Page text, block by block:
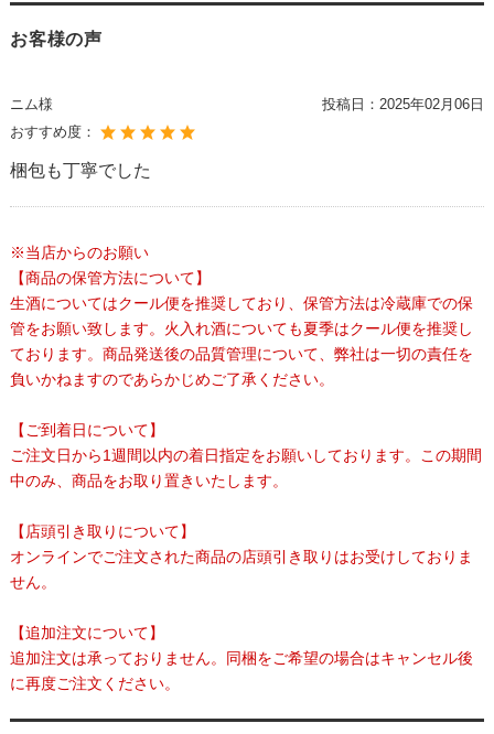
お客様の声
ニム様 投稿日： 2025年02月06日
おすすめ度：
梱包も丁寧でした
※当店からのお願い
【商品の保管方法について】
生酒についてはクール便を推奨しており、保管方法は冷蔵庫での保
管をお願い致します。火入れ酒についても夏季はクール便を推奨し
ております。商品発送後の品質管理について、弊社は一切の責任を
負いかねますのであらかじめご了承ください。
【ご到着日について】
ご注文日から1週間以内の着日指定をお願いしております。この期間
中のみ、商品をお取り置きいたします。
【店頭引き取りについて】
オンラインでご注文された商品の店頭引き取りはお受けしておりま
せん。
【追加注文について】
追加注文は承っておりません。同梱をご希望の場合はキャンセル後
に再度ご注文ください。